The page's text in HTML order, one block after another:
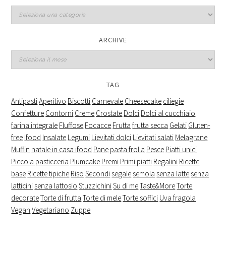
Categorie
ARCHIVE
Archive
TAG
AntipastiAperitivo Biscotti Carnevale Cheesecake ciliegie
Confetture Contorni Creme Crostate Dolci Dolci al cucchiaio
farina integrale Fluffose Focacce Frutta frutta secca Gelati Gluten-
free Ifood Insalate Legumi Lievitati dolci Lievitati salati Melagrane
Muffin natale in casa ifood Pane pasta frolla Pesce Piatti unici
Piccola pasticceria Plumcake Premi Primi piatti Regalini Ricette
base Ricette tipiche Riso Secondi segale semola senza latte senza
latticini senza lattosio StuzzichiniSu di meTaste&MoreTorte
decorateTorte di frutta Torte di meleTorte soffici Uva fragola
Vegan Vegetariano Zuppe